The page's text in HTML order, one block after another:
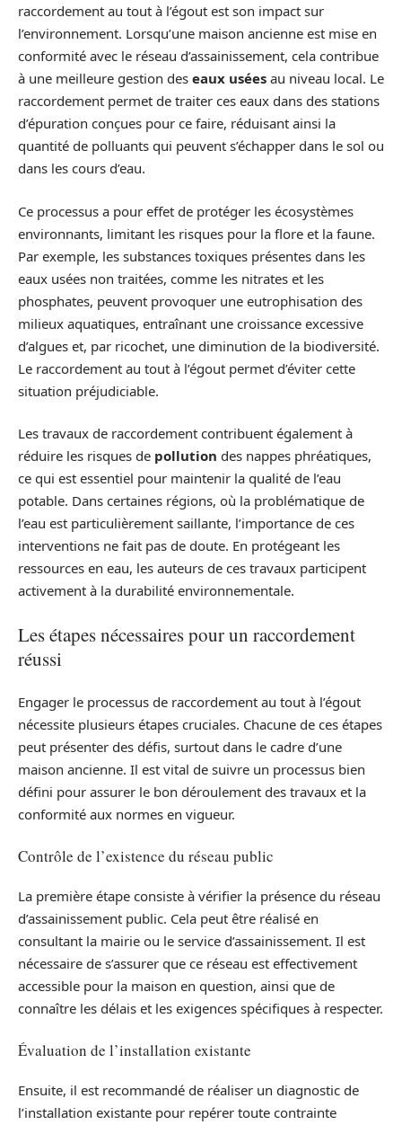
raccordement au tout à l’égout est son impact sur
l’environnement. Lorsqu’une maison ancienne est mise en
conformité avec le réseau d’assainissement, cela contribue
à une meilleure gestion des eaux usées au niveau local. Le
raccordement permet de traiter ces eaux dans des stations
d’épuration conçues pour ce faire, réduisant ainsi la
quantité de polluants qui peuvent s’échapper dans le sol ou
dans les cours d’eau.
Ce processus a pour effet de protéger les écosystèmes
environnants, limitant les risques pour la flore et la faune.
Par exemple, les substances toxiques présentes dans les
eaux usées non traitées, comme les nitrates et les
phosphates, peuvent provoquer une eutrophisation des
milieux aquatiques, entraînant une croissance excessive
d’algues et, par ricochet, une diminution de la biodiversité.
Le raccordement au tout à l’égout permet d’éviter cette
situation préjudiciable.
Les travaux de raccordement contribuent également à
réduire les risques de pollution des nappes phréatiques,
ce qui est essentiel pour maintenir la qualité de l’eau
potable. Dans certaines régions, où la problématique de
l’eau est particulièrement saillante, l’importance de ces
interventions ne fait pas de doute. En protégeant les
ressources en eau, les auteurs de ces travaux participent
activement à la durabilité environnementale.
Les étapes nécessaires pour un raccordement
réussi
Engager le processus de raccordement au tout à l’égout
nécessite plusieurs étapes cruciales. Chacune de ces étapes
peut présenter des défis, surtout dans le cadre d’une
maison ancienne. Il est vital de suivre un processus bien
défini pour assurer le bon déroulement des travaux et la
conformité aux normes en vigueur.
Contrôle de l’existence du réseau public
La première étape consiste à vérifier la présence du réseau
d’assainissement public. Cela peut être réalisé en
consultant la mairie ou le service d’assainissement. Il est
nécessaire de s’assurer que ce réseau est effectivement
accessible pour la maison en question, ainsi que de
connaître les délais et les exigences spécifiques à respecter.
Évaluation de l’installation existante
Ensuite, il est recommandé de réaliser un diagnostic de
l’installation existante pour repérer toute contrainte